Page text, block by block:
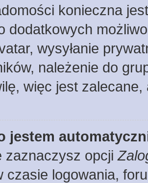
konieczna
dodatkowych
wysyłanie
należenie do
więc jest zalecane,
jestem
zaznaczysz opcji
czasie logowania,